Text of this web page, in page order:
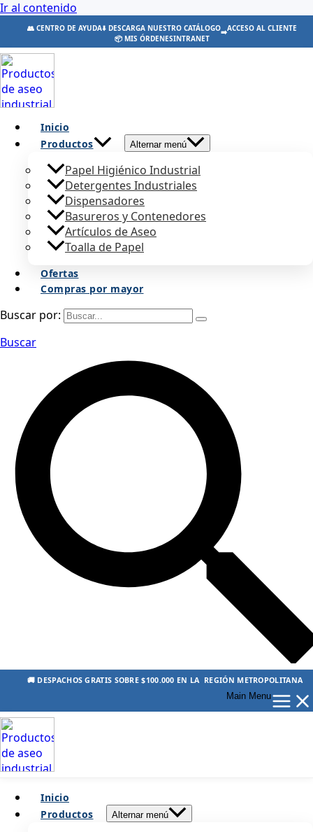
Ir al contenido
👥 CENTRO DE AYUDA⬇️ DESCARGA NUESTRO CATÁLOGO➡️ACCESO AL CLIENTE
📦 MIS ÓRDENESINTRANET
Inicio
Productos
Alternar menú
Papel Higiénico Industrial
Detergentes Industriales
Dispensadores
Basureros y Contenedores
Artículos de Aseo
Toalla de Papel
Ofertas
Compras por mayor
Buscar por:
Buscar
🚚 DESPACHOS GRATIS SOBRE $100.000 EN LA REGIÓN METROPOLITANA
Main Menu
Inicio
Productos
Alternar menú